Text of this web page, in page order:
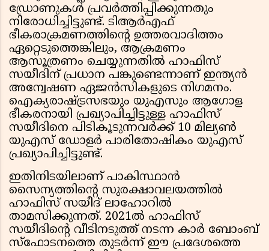
ഡ്രോണുകള്‍ പ്രവര്‍ത്തിപ്പിക്കുന്നതും
നിരോധിച്ചിട്ടുണ്ട്. ടിആര്‍എഫ്
ഭീകരാക്രമണത്തിന്റെ ഉത്തരവാദിത്തം
ഏറ്റെടുത്തെങ്കിലും, ആക്രമണം
ആസൂത്രണം ചെയ്യുന്നതില്‍ ഹാഫിസ്
സയീദിന് പ്രധാന പങ്കുണ്ടെന്നാണ് ഇന്ത്യന്‍
അന്വേഷണ ഏജന്‍സികളുടെ നിഗമനം.
ഐക്യരാഷ്ട്രസഭയും യുഎസും ആഗോള
ഭീകരനായി പ്രഖ്യാപിച്ചിട്ടുള്ള ഹാഫിസ്
സയീദിനെ പിടികൂടുന്നവര്‍ക്ക് 10 മില്യണ്‍
യുഎസ് ഡോളര്‍ പാരിതോഷികം യുഎസ്
പ്രഖ്യാപിച്ചിട്ടുണ്ട്.
ഇതിനിടയിലാണ് പാകിസ്ഥാന്‍
സൈന്യത്തിന്റെ സുരക്ഷാവലയത്തില്‍
ഹാഫിസ് സയീദ് ലാഹോറില്‍
താമസിക്കുന്നത്. 2021ല്‍ ഹാഫിസ്
സയീദിന്റെ വീടിനടുത്ത് നടന്ന കാര്‍ ബോംബ്
സ്‌ഫോടനത്തെ തുടര്‍ന്ന് ഈ പ്രദേശത്തെ